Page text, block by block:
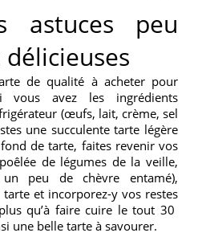
astuces peu
de qualité à acheter pour
vous avez les ingrédients
(œufs, lait, crème, sel
une succulente tarte légère
de tarte, faites revenir vos
de légumes de la veille,
peu de chèvre entamé),
et incorporez-y vos restes
qu’à faire cuire le tout 30
une belle tarte à savourer.